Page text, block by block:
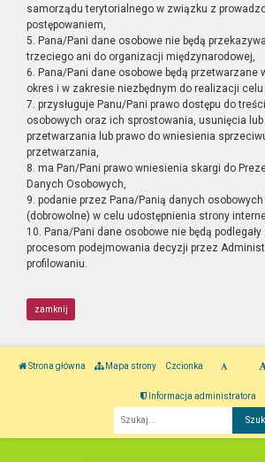
samorządu terytorialnego w związku z
postępowaniem,
5. Pana/Pani dane osobowe nie będą
trzeciego ani do organizacji międzynarodowej,
6. Pana/Pani dane osobowe będą przetwarzane
okres i w zakresie niezbędnym do realizacji
7. przysługuje Panu/Pani prawo dostępu do
osobowych oraz ich sprostowania, usunięcia
przetwarzania lub prawo do wniesienia
przetwarzania,
8. ma Pan/Pani prawo wniesienia skargi do
Danych Osobowych,
9. podanie przez Pana/Panią danych
(dobrowolne) w celu udostępnienia strony
10. Pana/Pani dane osobowe nie będą
procesom podejmowania decyzji przez
profilowaniu.
zamknij
Strona główna Mapa strony Czcionka
Informacja administratora